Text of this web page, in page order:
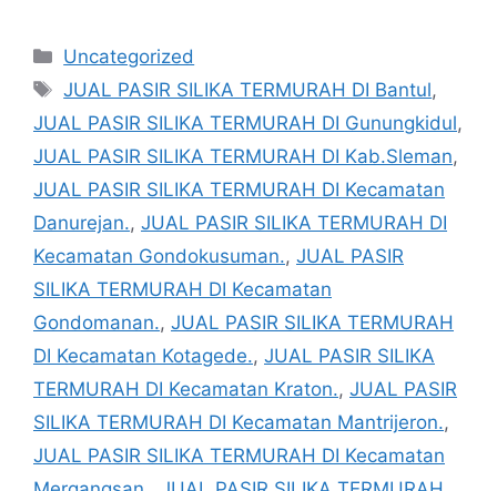
Kategori
Uncategorized
Tag
JUAL PASIR SILIKA TERMURAH DI Bantul,
JUAL PASIR SILIKA TERMURAH DI Gunungkidul,
JUAL PASIR SILIKA TERMURAH DI Kab.Sleman,
JUAL PASIR SILIKA TERMURAH DI Kecamatan
Danurejan., JUAL PASIR SILIKA TERMURAH DI
Kecamatan Gondokusuman., JUAL PASIR
SILIKA TERMURAH DI Kecamatan
Gondomanan., JUAL PASIR SILIKA TERMURAH
DI Kecamatan Kotagede., JUAL PASIR SILIKA
TERMURAH DI Kecamatan Kraton., JUAL PASIR
SILIKA TERMURAH DI Kecamatan Mantrijeron.,
JUAL PASIR SILIKA TERMURAH DI Kecamatan